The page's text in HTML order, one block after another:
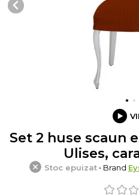
Set 2 huse scaun
Ulises,
Stoc epuizat• Brand